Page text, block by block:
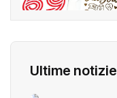
Ultime notizie